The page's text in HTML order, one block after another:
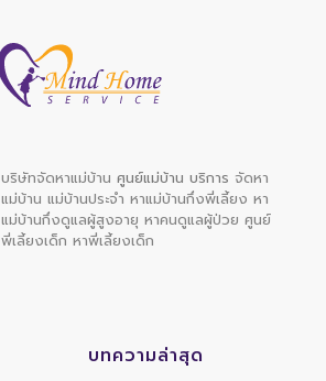
บริษัทจัดหาแม่บ้าน ศูนย์แม่บ้าน บริการ จัดหา
แม่บ้าน แม่บ้านประจำ หาแม่บ้านกึ่งพี่เลี้ยงหา
แม่บ้านกึ่งดูแลผู้สูงอายุ หาคนดูแลผู้ป่วยศูนย์
พี่เลี้ยงเด็ก หาพี่เลี้ยงเด็ก
บทความล่าสุด